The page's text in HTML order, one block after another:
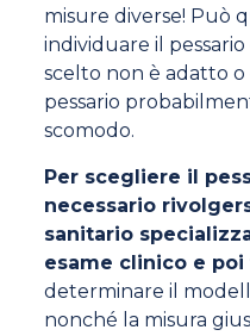
misure diverse! Può
individuare il
scelto non è adatto o
pessario
scomodo.
Per scegliere il
necessario
sanitario
esame clinico e
determinare il
nonché la misura